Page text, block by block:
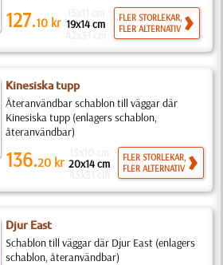
127.10 kr 19x14 cm
FLER STORLEKAR,
FLER ALTERNATIV
Kinesiska tupp
Återanvändbar schablon till väggar där
Kinesiska tupp (enlagers schablon,
återanvändbar)
136.20 kr 20x14 cm
FLER STORLEKAR,
FLER ALTERNATIV
Djur East
Schablon till väggar där Djur East (enlagers
schablon, återanvändbar)